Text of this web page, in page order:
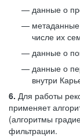
данные о
метаданные
числе их
данные о
данные о
внутри
6. Для работы
применяет
(алгоритмы
фильтрации.